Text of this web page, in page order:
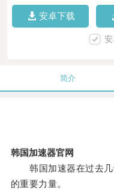
安卓下载
简介
韩国加速器官网
韩国加速器在过去几
的重要力量。